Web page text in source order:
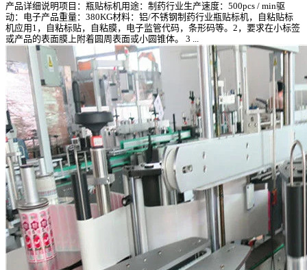
产品详细说明项目：瓶贴标机用途：制药行业生产速度：500pcs / min驱
动：电子产品重量：380KG材料：铝/不锈钢制药行业瓶贴标机，自粘贴标
机应用1，自粘标贴，自粘膜，电子监管代码，条形码等。2，要求在小标签
或产品的表面膜上附着圆周表面或小圆锥体。 3 ...